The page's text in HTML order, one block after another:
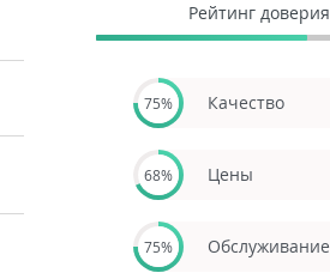
Рейтинг доверия
75% Качество
68% Цены
75% Обслуживание